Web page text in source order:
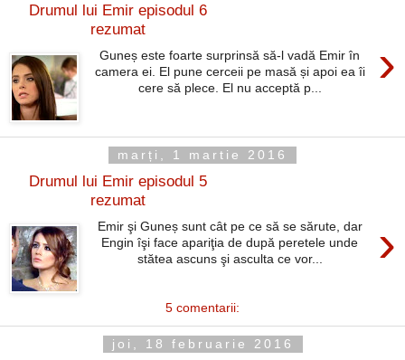
Drumul lui Emir episodul 6
rezumat
›
Guneș este foarte surprinsă să-l vadă Emir în
camera ei. El pune cerceii pe masă și apoi ea îi
cere să plece. El nu acceptă p...
marți, 1 martie 2016
Drumul lui Emir episodul 5
rezumat
›
Emir şi Guneș sunt cât pe ce să se sărute, dar
Engin îşi face apariţia de după peretele unde
stătea ascuns şi asculta ce vor...
5 comentarii:
joi, 18 februarie 2016